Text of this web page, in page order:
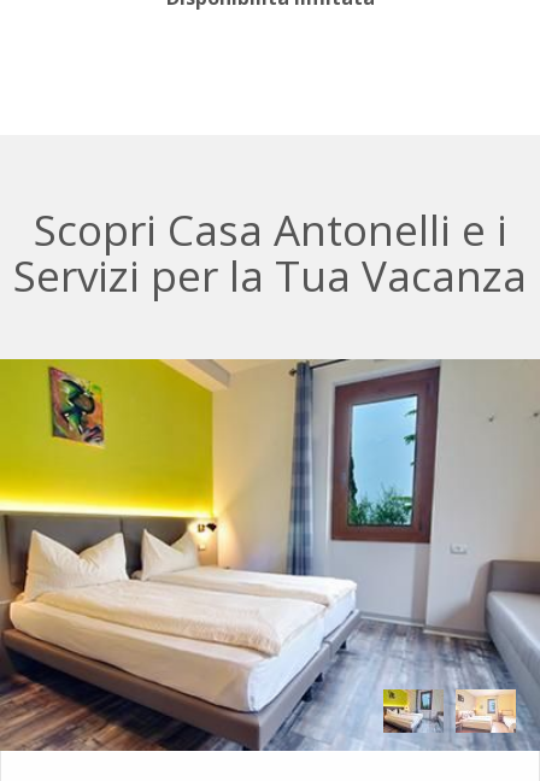
Scopri Casa Antonelli e i
Servizi per la Tua Vacanza